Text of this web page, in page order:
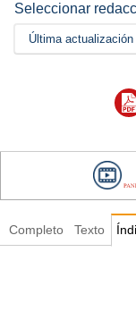
Seleccionar
Última
Completo Texto